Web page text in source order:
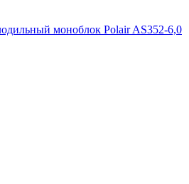
моноблок Polair AS352-6,0